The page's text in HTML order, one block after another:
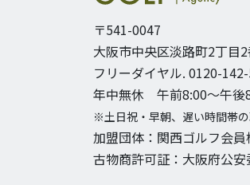
〒541-0047
大阪市中央区淡路町2丁目
フリーダイヤル. 0120-
年中無休 午前8:00〜午後
※土日祝・早朝、遅い時間帯の
加盟団体：関西ゴルフ会
古物商許可証：大阪府公